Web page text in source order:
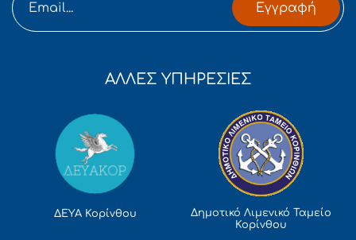
Εγγραφή
ΑΛΛΕΣ ΥΠΗΡΕΣΙΕΣ
ΔΕΥΑ Κορίνθου
Δημοτικό Λιμενικό Ταμείο
Κορίνθου